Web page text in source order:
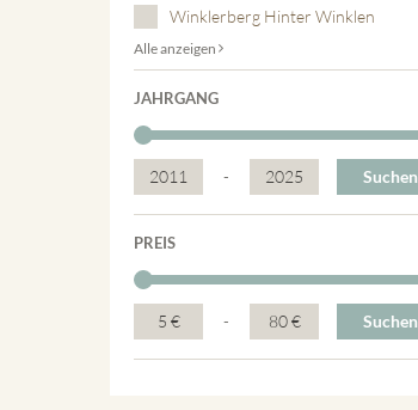
Winklerberg Hinter Winklen
Alle anzeigen
JAHRGANG
2011 - 2025 Suchen
PREIS
5 € - 80 € Suchen